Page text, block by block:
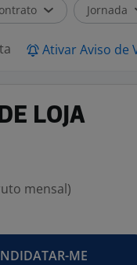
Jornada
Ativar Aviso de
LOJA
mensal)
ME